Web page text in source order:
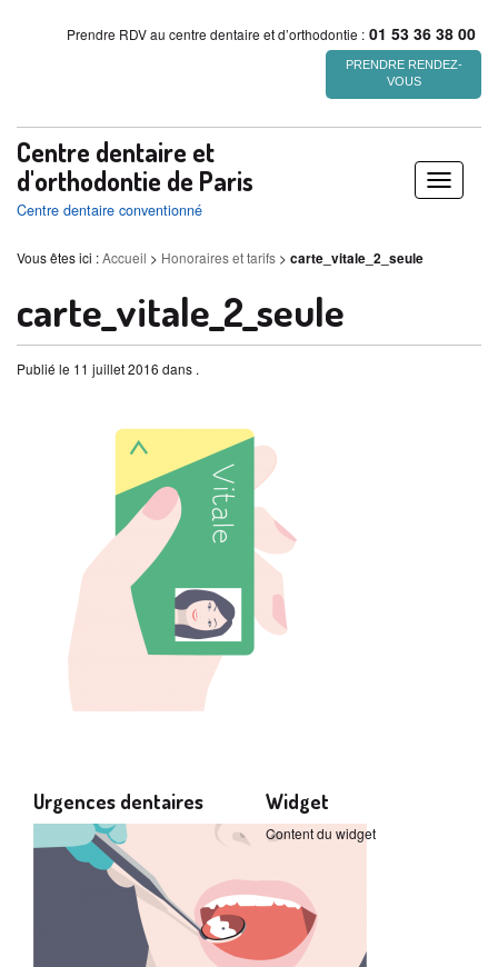
Prendre RDV au centre dentaire et d’orthodontie : 01 53 36 38 00
PRENDRE RENDEZ-
VOUS
Centre dentaire et
d'orthodontie de Paris
Centre dentaire conventionné
Déplier
/
Vous êtes ici :Accueil > Honoraires et tarifs > carte_vitale_2_seule
carte_vitale_2_seule
Publié le 11 juillet 2016 dans .
Urgences dentaires Widget
Content du widget